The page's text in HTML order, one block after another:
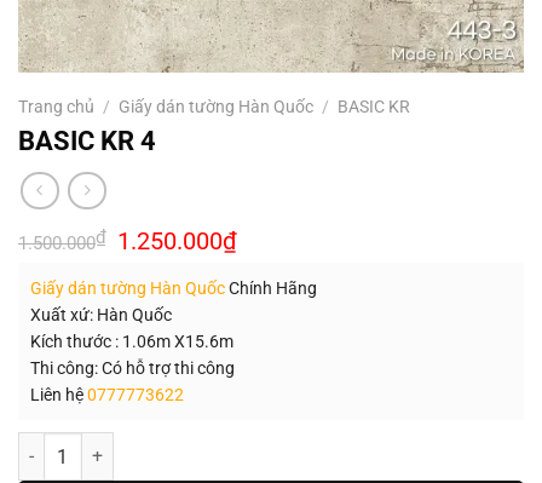
Trang chủ / Giấy dán tường Hàn Quốc / BASIC KR
BASIC KR 4
1.500.000₫ Giá
gốc
1.500.000₫.
1.250.000₫Giá
hiện
là:
Giấy dán tường Hàn QuốcChính Hãng
Xuất xứ: Hàn Quốc
Kích thước : 1.06m X15.6m
Thi công: Có hỗ trợ thi công
Liên hệ0777773622
Số lượng